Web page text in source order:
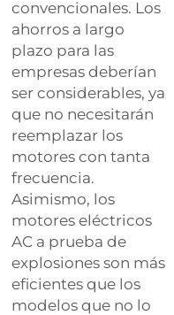
convencionales. Los
ahorros a largo
plazo para las
empresas deberían
ser considerables, ya
que no necesitarán
reemplazar los
motores con tanta
frecuencia.
Asimismo, los
motores eléctricos
AC a prueba de
explosiones son más
eficientes que los
modelos que no lo